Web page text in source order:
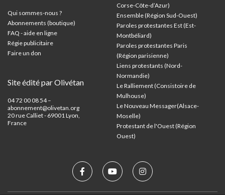
Qui sommes-nous ?
Abonnements (boutique)
FAQ - aide en ligne
Régie publicitaire
Faire un don
Site édité par Olivétan
04 72 00 08 54 –
abonnement@olivetan.org
20 rue Calliet - 69001 Lyon,
France
Corse-Côte-d’Azur)
Ensemble (Région Sud-Ouest)
Paroles protestantes Est (Est-
Montbéliard)
Paroles protestantes Paris
(Région parisienne)
Liens protestants (Nord-
Normandie)
Le Ralliement (Consistoire de
Mulhouse)
Le Nouveau Messager(Alsace-
Moselle)
Protestant de l'Ouest (Région
Ouest)